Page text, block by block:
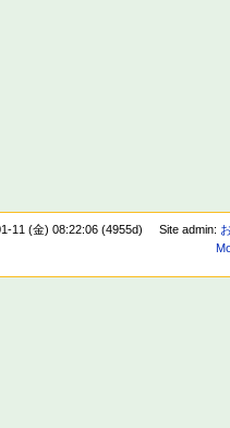
11 (金) 08:22:06 (4955d) Site admin: